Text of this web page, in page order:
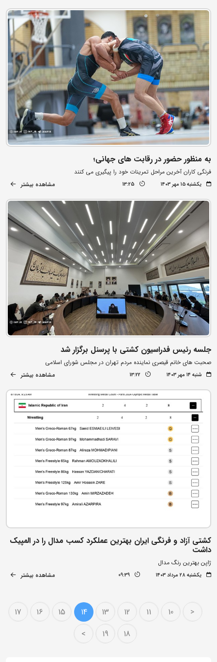
به منظور حضور در رقابت های جهانی؛
فرنگی کاران آخرین مراحل تمرینات خود را پیگیری می کنند
یکشنبه ۱۵ مهر ۱۴۰۳ 13:25 مشاهده بیشتر
جلسه رئیس فدراسیون کشتی با پرسنل برگزار شد
صحبت های خانم قیصری نماینده مردم تهران در مجلس شورای اسلامی
شنبه ۱۴ مهر ۱۴۰۳ 13:22 مشاهده بیشتر
کشتی آزاد و فرنگی ایران بهترین عملکرد کسب مدال را در المپیک
داشت
ژاپن بهترین رنگ مدال
یکشنبه ۲۸ مرداد ۱۴۰۳ 09:39 مشاهده بیشتر
<
10
11
12
13
14
15
16
17
18
19
>